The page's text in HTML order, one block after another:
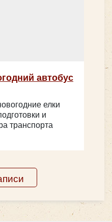
мест:7
вовремя вам поможет
поездок по любым
автобус
елки
и
транспорта